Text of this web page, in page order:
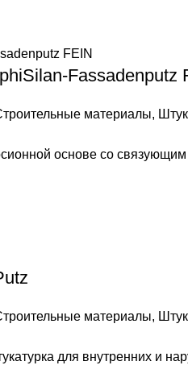
Fassadenputz
материалы,
основе со
материалы,
для внутренних и